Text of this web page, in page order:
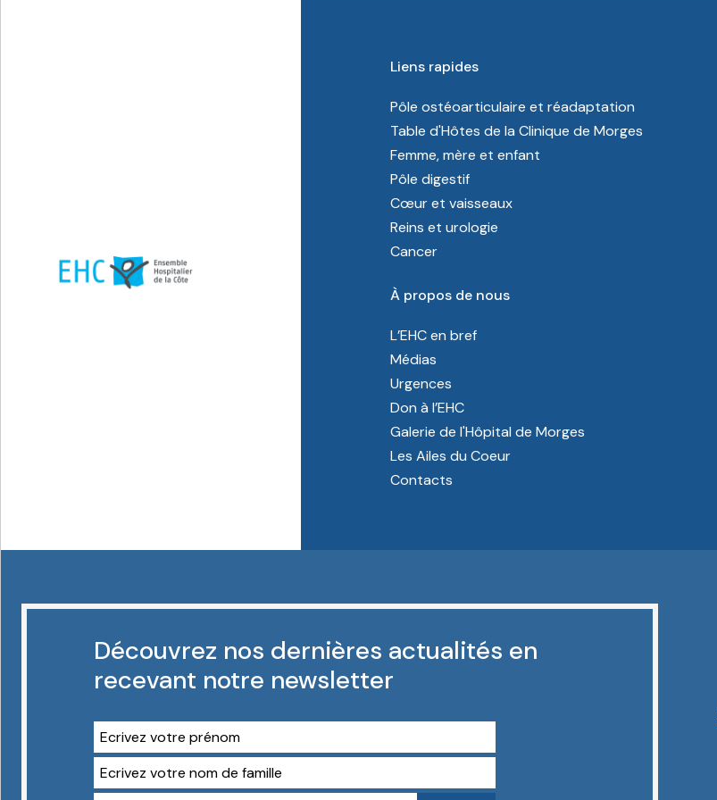
Liens rapides
Pôle ostéoarticulaire et réadaptation
Table d'Hôtes de la Clinique de Morges
Femme, mère et enfant
Pôle digestif
Cœur et vaisseaux
Reins et urologie
Cancer
À propos de nous
L’EHC en bref
Médias
Urgences
Don à l’EHC
Galerie de l'Hôpital de Morges
Les Ailes du Coeur
Contacts
Découvrez nos dernières actualités en
recevant notre newsletter